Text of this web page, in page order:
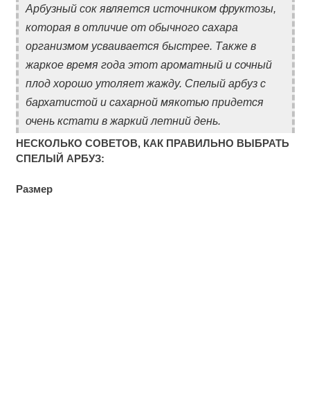
Арбузный сок является источником фруктозы,
которая в отличие от обычного сахара
организмом усваивается быстрее. Также в
жаркое время года этот ароматный и сочный
плод хорошо утоляет жажду. Спелый арбуз с
бархатистой и сахарной мякотью придется
очень кстати в жаркий летний день.
НЕСКОЛЬКО СОВЕТОВ, КАК ПРАВИЛЬНО ВЫБРАТЬ
СПЕЛЫЙ АРБУЗ:
Размер